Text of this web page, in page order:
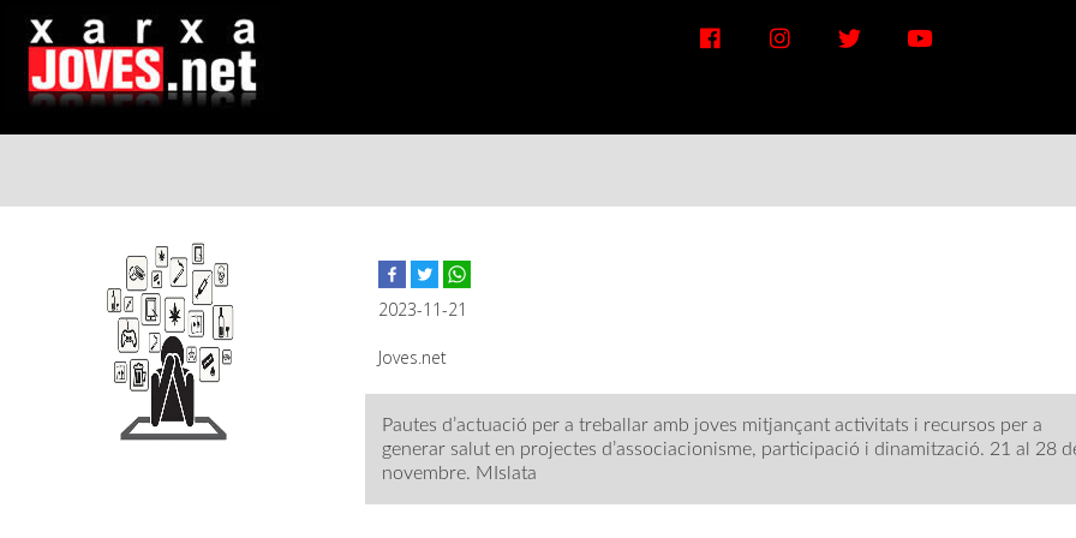
contingut
2023-11-21
Joves.net
Pautes d’actuació per a treballar amb joves mitjançant activitats i recursos per a
generar salut en projectes d’associacionisme, participació i dinamització. 21 al 28
novembre. MIslata